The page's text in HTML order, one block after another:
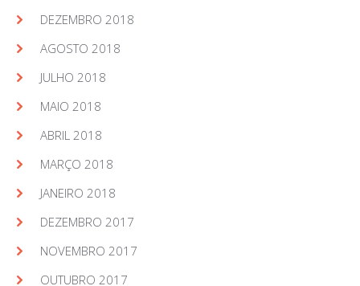
DEZEMBRO 2018
AGOSTO 2018
JULHO 2018
MAIO 2018
ABRIL 2018
MARÇO 2018
JANEIRO 2018
DEZEMBRO 2017
NOVEMBRO 2017
OUTUBRO 2017